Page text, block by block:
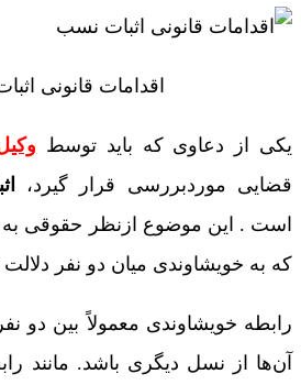
اقدامات قانونی
یکی از دعاوی که باید توسط
قضایی موردبررسی قرار گیرد،
است . این موضوع ازنظر حقوقی
که به خویشاوندی میان دو نفر دلالت
رابطه خویشاوندی معمولاً بین دو
آن‌ها از نسل دیگری باشد. مانند